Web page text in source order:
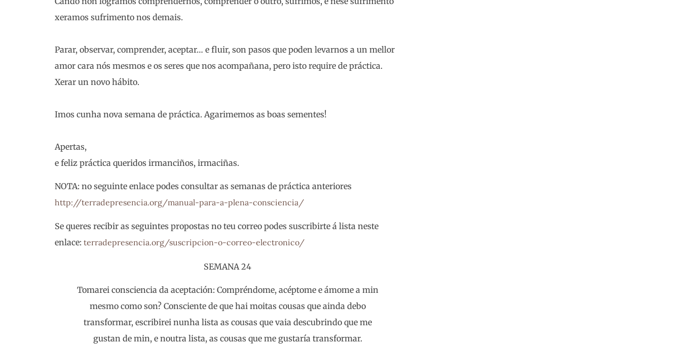
xeramos sufrimento nos demais.
Parar, observar, comprender, aceptar… e fluir, son pasos que poden levarnos a un mellor
amor cara nós mesmos e os seres que nos acompañana, pero isto require de práctica.
Xerar un novo hábito.
Imos cunha nova semana de práctica. Agarimemos as boas sementes!
Apertas,
e feliz práctica queridos irmanciños, irmaciñas.
NOTA: no seguinte enlace podes consultar as semanas de práctica anteriores
http://terradepresencia.org/manual-para-a-plena-consciencia/
Se queres recibir as seguintes propostas no teu correo podes suscribirte á lista neste
enlace: terradepresencia.org/suscripcion-o-correo-electronico/
SEMANA 24
Tomarei consciencia da aceptación: Compréndome, acéptome e ámome a min
mesmo como son? Consciente de que hai moitas cousas que ainda debo
transformar, escribirei nunha lista as cousas que vaia descubrindo que me
gustan de min, e noutra lista, as cousas que me gustaría transformar.